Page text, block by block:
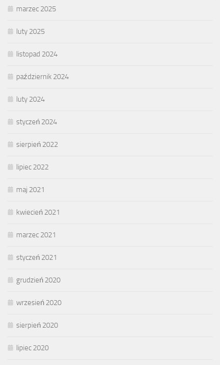
marzec 2025
luty 2025
listopad 2024
październik 2024
luty 2024
styczeń 2024
sierpień 2022
lipiec 2022
maj 2021
kwiecień 2021
marzec 2021
styczeń 2021
grudzień 2020
wrzesień 2020
sierpień 2020
lipiec 2020